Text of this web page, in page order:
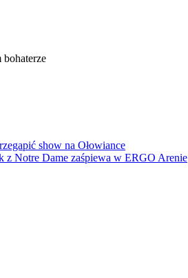
show na Ołowiance
Notre Dame zaśpiewa w ERGO Arenie